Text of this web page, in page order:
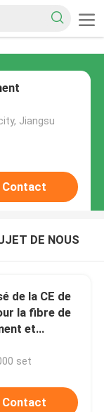
Jiangsu
Contact
DE NOUS
de la CE de
la fibre de
et
set
Contact